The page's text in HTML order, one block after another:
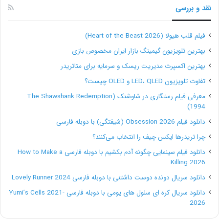
ایجاد یک تأثیر قوی که توجه مشتری را به
خود جلب می‌کند.
مردم به‌طور طبیعی به شنیدن داستان‌ها گرایش دارند.
داستان‌ها می‌توانند زمینۀ ذهنی برای درگیر شدن مخاطبان
با داستان و روایت برند شما را ایجاد کنند. در اصل سرشت
همۀ انسان‌ها با داستان تنیده شده است. بنابراین یک
داستان که پیامی مرتبط و قوی را منتقل کند، می‌تواند به
راحتی توجه دیگران را به خود جلب کند.
تقویت نتایج استراتژی بازاریابی
داستان سرایی جوهرۀ بازاریابی است. مردم مشتاق ارتباط
نقد و بررسی
فیلم قلب هیولا (Heart of the Beast 2026)
بهترین تلویزیون گیمینگ بازار ایران مخصوص بازی
بهترین اکسپرت مدیریت ریسک و سرمایه برای متاتریدر
تفاوت تلویزیون LED، QLED و OLED چیست؟
معرفی فیلم رستگاری در شاوشنک (The Shawshank Redemption
1994)
دانلود فیلم Obsession 2026 (شیفتگی) با دوبله فارسی
چرا تریدرها ایکس چیف را انتخاب می‌کنند؟
دانلود فیلم سینمایی چگونه آدم بکشیم با دوبله فارسی How to Make a
Killing 2026
دانلود سریال دونده دوست داشتنی با دوبله فارسی Lovely Runner 2024
دانلود سریال کره ای سلول های یومی با دوبله فارسی Yumi’s Cells 2021-
2026